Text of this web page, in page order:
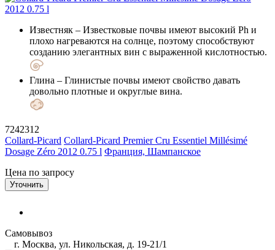
Известняк – Известковые почвы имеют высокий Ph и
плохо нагреваются на солнце, поэтому способствуют
созданию элегантных вин с выраженной кислотностью.
Глина – Глинистые почвы имеют свойство давать
довольно плотные и округлые вина.
7242312
Collard-Picard Collard-Picard Premier Cru Essentiel Millésimé
Dosage Zéro 2012 0.75 l Франция, Шампанское
Цена по запросу
Уточнить
Самовывоз
г. Москва, ул. Никольская, д. 19-21/1